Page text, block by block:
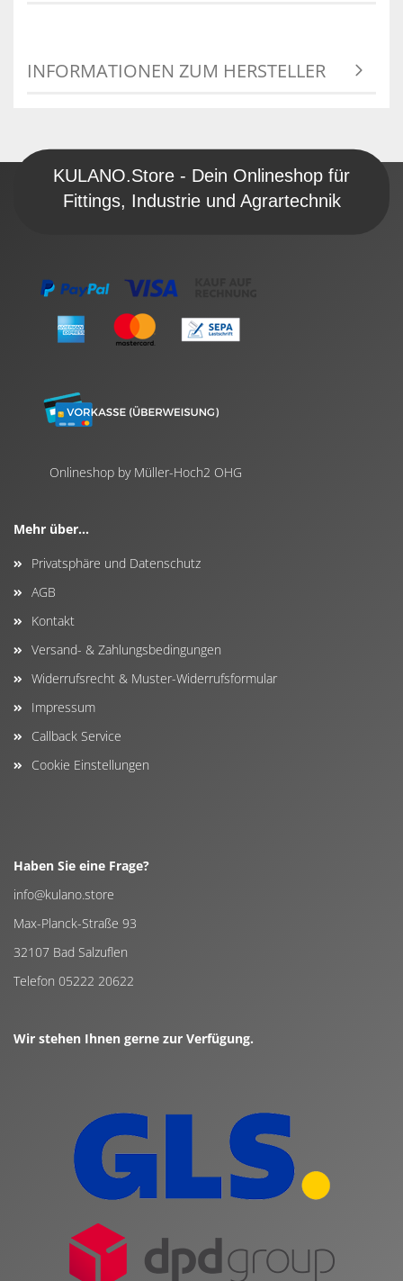
INFORMATIONEN ZUM HERSTELLER
KULANO.Store - Dein Onlineshop für
Fittings, Industrie und Agrartechnik
Onlineshop by Müller-Hoch2 OHG
Mehr über...
Privatsphäre und Datenschutz
AGB
Kontakt
Versand- & Zahlungsbedingungen
Widerrufsrecht & Muster-Widerrufsformular
Impressum
Callback Service
Cookie Einstellungen
Haben Sie eine Frage?
info@kulano.store
Max-Planck-Straße 93
32107 Bad Salzuflen
Telefon 05222 20622
Wir stehen Ihnen gerne zur Verfügung.